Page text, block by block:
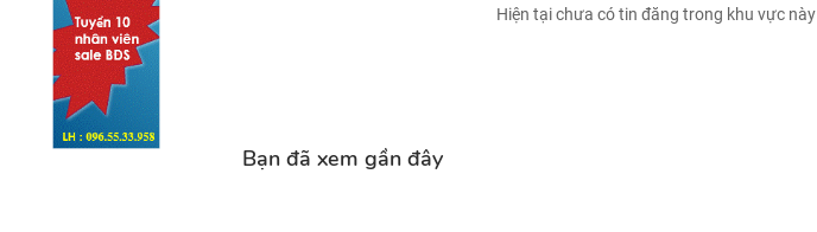
Hiện tại chưa có tin đăng trong khu vực này
Bạn đã xem gần đây